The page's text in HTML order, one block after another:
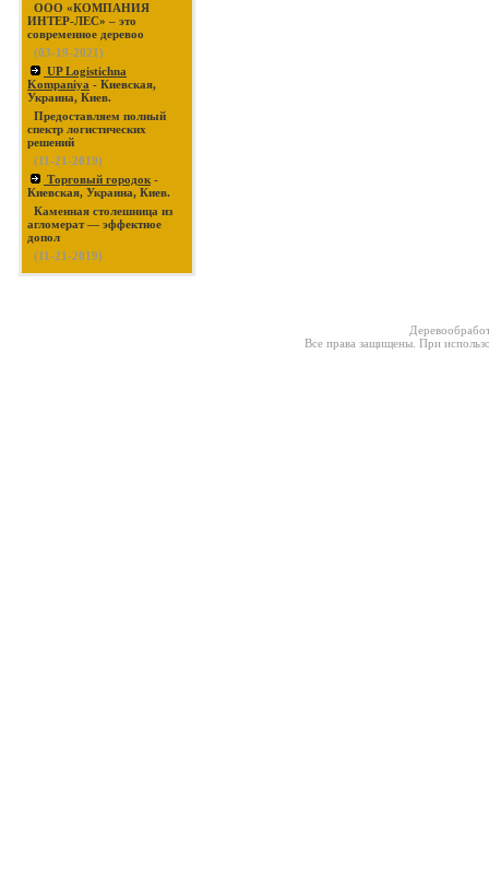
ООО «КОМПАНИЯ
ИНТЕР-ЛЕС» – это
современное деревоо
(03-19-2021)
UP Logistichna
Kompaniya - Киевская,
Украина, Киев.
Предоставляем полный
спектр логистических
решений
(11-21-2019)
Торговый городок -
Киевская, Украина, Киев.
Каменная столешница из
агломерат — эффектное
допол
(11-21-2019)
Все права защищены. При